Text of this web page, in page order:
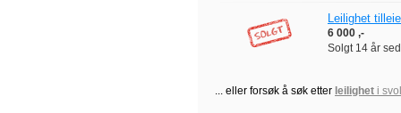
Leilighet
6 000 ,-
Solgt 14 år
... eller forsøk å søk etter leilighet i